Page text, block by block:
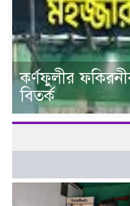
কর্ণফুলীর
বিতর্ক